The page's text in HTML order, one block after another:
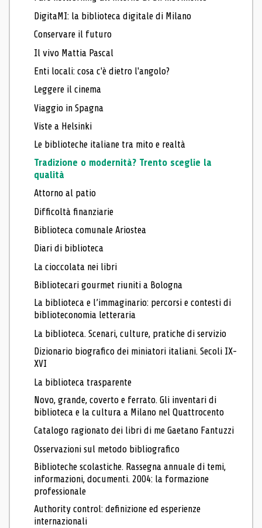
DigitaMI: la biblioteca digitale di Milano
Conservare il futuro
Il vivo Mattia Pascal
Enti locali: cosa c'è dietro l'angolo?
Leggere il cinema
Viaggio in Spagna
Viste a Helsinki
Le biblioteche italiane tra mito e realtà
Tradizione o modernità? Trento sceglie la
qualità
Attorno al patio
Difficoltà finanziarie
Biblioteca comunale Ariostea
Diari di biblioteca
La cioccolata nei libri
Bibliotecari gourmet riuniti a Bologna
La biblioteca e l’immaginario: percorsi e contesti di
biblioteconomia letteraria
La biblioteca. Scenari, culture, pratiche di servizio
Dizionario biografico dei miniatori italiani. Secoli IX-
XVI
La biblioteca trasparente
Novo, grande, coverto e ferrato. Gli inventari di
biblioteca e la cultura a Milano nel Quattrocento
Catalogo ragionato dei libri di me Gaetano Fantuzzi
Osservazioni sul metodo bibliografico
Biblioteche scolastiche. Rassegna annuale di temi,
informazioni, documenti. 2004: la formazione
professionale
Authority control: definizione ed esperienze
internazionali